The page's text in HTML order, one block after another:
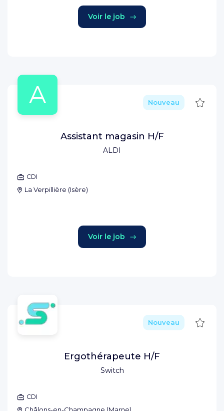
Voir le job
A
ALDI
Nouveau
Assistant magasin H/F
CDI
La Verpillière (Isère)
Voir le job
Switch
Nouveau
Ergothérapeute H/F
CDI